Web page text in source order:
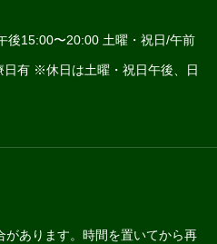
後15:00〜20:00 土曜・祝日/午前
有 ※休日は土曜・祝日午後、日
あります。時間を置いてから再